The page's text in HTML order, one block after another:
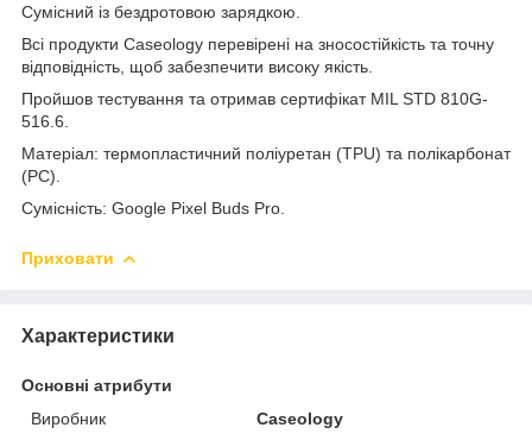
Сумісний із бездротовою зарядкою.
Всі продукти Caseology перевірені на зносостійкість та точну
відповідність, щоб забезпечити високу якість.
Пройшов тестування та отримав сертифікат MIL STD 810G-
516.6.
Матеріал: термопластичний поліуретан (TPU) та полікарбонат
(PC).
Сумісність: Google Pixel Buds Pro.
Приховати
Характеристики
Основні атрибути
Виробник
Caseology